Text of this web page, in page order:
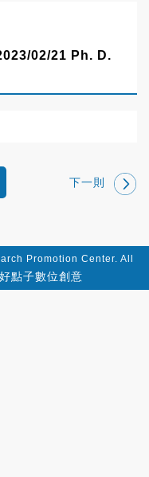
02/21 Ph. D.
下一則
Promotion Center. All
點子數位創意